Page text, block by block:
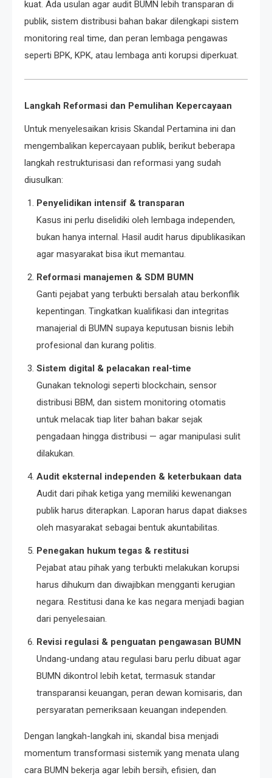
kuat. Ada usulan agar audit BUMN lebih transparan di
publik, sistem distribusi bahan bakar dilengkapi sistem
monitoring real time, dan peran lembaga pengawas
seperti BPK, KPK, atau lembaga anti korupsi diperkuat.
Langkah Reformasi dan Pemulihan Kepercayaan
Untuk menyelesaikan krisis Skandal Pertamina ini dan
mengembalikan kepercayaan publik, berikut beberapa
langkah restrukturisasi dan reformasi yang sudah
diusulkan:
Penyelidikan intensif & transparan
Kasus ini perlu diselidiki oleh lembaga independen,
bukan hanya internal. Hasil audit harus dipublikasikan
agar masyarakat bisa ikut memantau.
Reformasi manajemen & SDM BUMN
Ganti pejabat yang terbukti bersalah atau berkonflik
kepentingan. Tingkatkan kualifikasi dan integritas
manajerial di BUMN supaya keputusan bisnis lebih
profesional dan kurang politis.
Sistem digital & pelacakan real-time
Gunakan teknologi seperti blockchain, sensor
distribusi BBM, dan sistem monitoring otomatis
untuk melacak tiap liter bahan bakar sejak
pengadaan hingga distribusi — agar manipulasi sulit
dilakukan.
Audit eksternal independen & keterbukaan data
Audit dari pihak ketiga yang memiliki kewenangan
publik harus diterapkan. Laporan harus dapat diakses
oleh masyarakat sebagai bentuk akuntabilitas.
Penegakan hukum tegas & restitusi
Pejabat atau pihak yang terbukti melakukan korupsi
harus dihukum dan diwajibkan mengganti kerugian
negara. Restitusi dana ke kas negara menjadi bagian
dari penyelesaian.
Revisi regulasi & penguatan pengawasan BUMN
Undang-undang atau regulasi baru perlu dibuat agar
BUMN dikontrol lebih ketat, termasuk standar
transparansi keuangan, peran dewan komisaris, dan
persyaratan pemeriksaan keuangan independen.
Dengan langkah-langkah ini, skandal bisa menjadi
momentum transformasi sistemik yang menata ulang
cara BUMN bekerja agar lebih bersih, efisien, dan